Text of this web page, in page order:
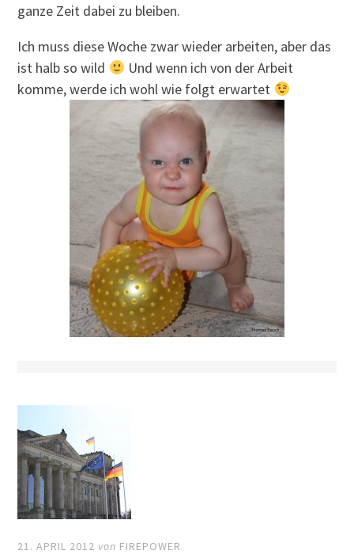
ganze Zeit dabei zu bleiben.
Ich muss diese Woche zwar wieder arbeiten, aber das
ist halb so wild
Und wenn ich von der Arbeit
komme, werde ich wohl wie folgt erwartet
21. APRIL 2012 von FIREPOWER